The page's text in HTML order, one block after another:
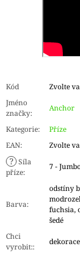
Kód
Zvolte
Jméno
značky:
Anchor
Kategorie:
Příze
EAN: Zvolte
? Síla
příze:
7 -
Barva:
odstíny
fuchsia,
šedé
Chci
vyrobit::